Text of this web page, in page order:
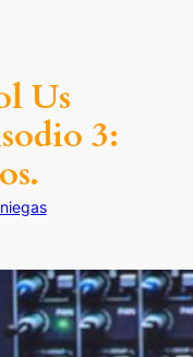
Us
3: